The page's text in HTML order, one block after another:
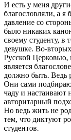
И есть у меня
благословляли, а я
давление со
было никаких
своему студенту,
девушке. Во-
Русской Церковью,
является
должно быть. Ведь
Они сами
чаду и настаивают
авторитарный
Но ведь жить не
тем, что диктуют
студентов.